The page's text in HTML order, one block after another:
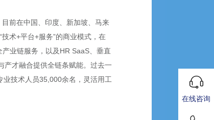
前在中国、印度、新加坡、马来
术+平台+服务”的商业模式，在
业链服务，以及HR SaaS、垂直
产才融合提供全链条赋能。过去一
技术人员35,000余名，灵活用工
在线咨询